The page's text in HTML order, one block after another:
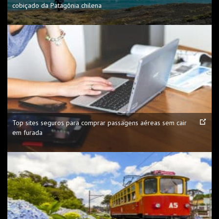
cobiçado da Patagônia chilena
Top sites seguros para comprar passagens aéreas sem cair
em furada